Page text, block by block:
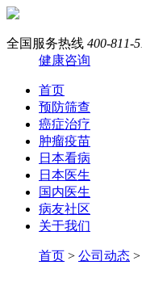
全国服务热线 400-811-
健康咨询
首页
预防筛查
癌症治疗
肿瘤疫苗
日本看病
日本医生
国内医生
病友社区
关于我们
首页 > 公司动态 >